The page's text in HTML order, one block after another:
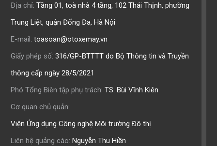
Địa chỉ: Tầng 01, toà nhà 4 tầng, 102 Thái Thịnh, phường
Trung Liệt, quận Đống Đa, Hà Nội
E-mail: toasoan@otoxemay.vn
Giấy phép số: 316/GP-BTTTT do Bộ Thông tin và Truyền
thông cấp ngày 28/5/2021
Phó Tổng Biên tập phụ trách: TS. Bùi Vĩnh Kiên
Cơ quan chủ quản:
Viện Ứng dụng Công nghệ Môi trường Đô thị
Liên hệ quảng cáo: Nguyễn Thu Hiền